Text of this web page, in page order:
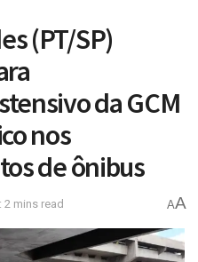
(PT/SP)
da GCM
nos
de ônibus
2 mins read AA